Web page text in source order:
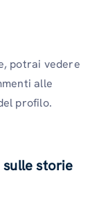
potrai vedere
alle
profilo.
storie